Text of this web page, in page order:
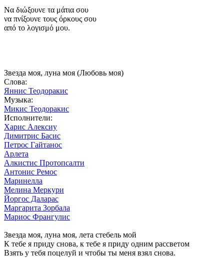
Να διώξουνε τα μάτια σου
να πνίξουνε τους όρκους σου
από το λογισμό μου.
Звезда моя, луна моя (Любовь моя)
Слова:
Яннис Теодоракис
Музыка:
Микис Теодоракис
Исполнители:
Харис Алексиу
Димитрис Басис
Петрос Гайтанос
Арлета
Алкистис Протопсалти
Антонис Ремос
Маринелла
Мелина Меркури
Йоргос Даларас
Маргарита Зорбала
Мариос Франгулис
Звезда моя, луна моя, лета стебель мой
К тебе я приду снова, к тебе я приду одним рассветом
Взять у тебя поцелуй и чтобы ты меня взял снова.